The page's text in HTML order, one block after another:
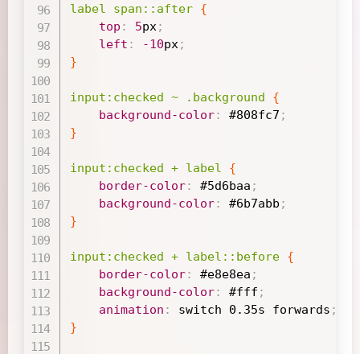
label span ::after {
top : 5px;
left : -10px;
}
input :checked ~ .background
{
background-color: #808fc7 ;
}
input :checked + label
{
border-color: #5d6baa ;
background-color: #6b7abb ;
}
input :checked + label ::before {
border-color: #e8e8ea ;
background-color: #fff ;
animation : switch 0.35s forwards ;
}